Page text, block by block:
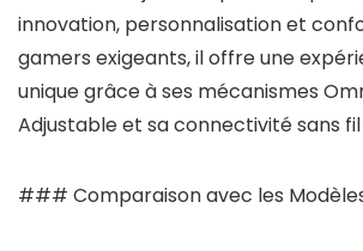
innovation, personnalisation et
gamers exigeants, il offre une
unique grâce à ses mécanismes
Adjustable et sa connectivité sans
### Comparaison avec les